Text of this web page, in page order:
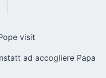
ad accogliere Papa